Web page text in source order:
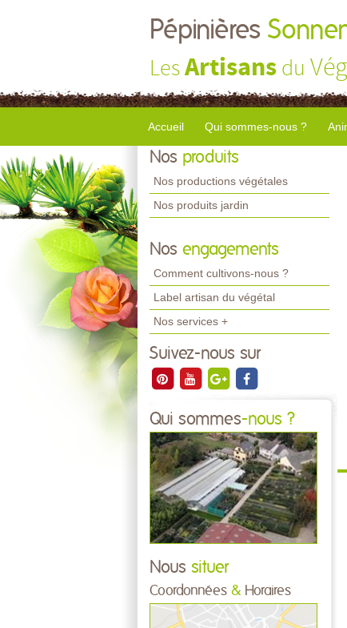
Pépinières
LesArtisans du
Accueil Qui sommes-nous ?
Nos produits
Nos productions végétales
Nos produits jardin
Nos engagements
Comment cultivons-nous ?
Label artisan du végétal
Nos services +
Suivez-nous sur
Qui sommes-nous ?
Nous situer
Coordonnées & Horaires